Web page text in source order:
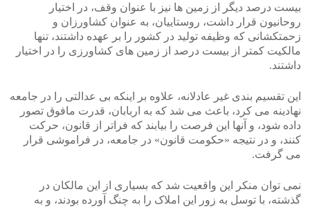
بیست درصد دیگر از زمین ها نیز با عنوان وقف، در اختیار
روحانیون قرار داشت، روستاییان، به عنوان کشاورزان و
زحمتکشانی که وظیفه تولید در کشور را بر عهده داشتند، تنها
مالکیت کمتر از بیست درصد از زمین های کشاورزی را در اختیار
داشتند.
این تقسیم بندی غیر عادلانه، علاوه بر اینکه بی عدالتی را در جامعه
نهادینه می کرد، باعث می شد که به اربابان، قدرت مافوق تصور
داده شود، و آنها این فرصت را بیابند که فراتر از قانون، حرکت
کنند، و در نتیجه «حکومت قانون» در جامعه، در فراموشی قرار
می گرفت.
نمی توان منکر این واقعیت شد که بسیاری از این مالکان در
گذشته، با توسل به زور این املاک را به چنگ آورده بودند، و به